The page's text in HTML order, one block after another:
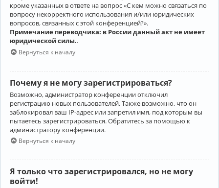
кроме указанных в ответе на вопрос «С кем можно связаться по
вопросу некорректного использования и/или юридических
вопросов, связанных с этой конференцией?».
Примечание переводчика: в России данный акт не имеет
юридической силы..
Вернуться к началу
Почему я не могу зарегистрироваться?
Возможно, администратор конференции отключил
регистрацию новых пользователей. Также возможно, что он
заблокировал ваш IP-адрес или запретил имя, под которым вы
пытаетесь зарегистрироваться. Обратитесь за помощью к
администратору конференции.
Вернуться к началу
Я только что зарегистрировался, но не могу
войти!